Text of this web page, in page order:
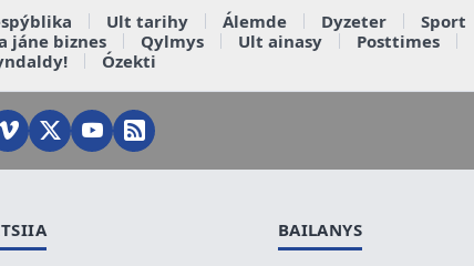
Ult tarihy Álemde Dyzeter Sport
jáne biznes Qylmys Ult ainasy Posttimes
Ózekti
BAILANYS